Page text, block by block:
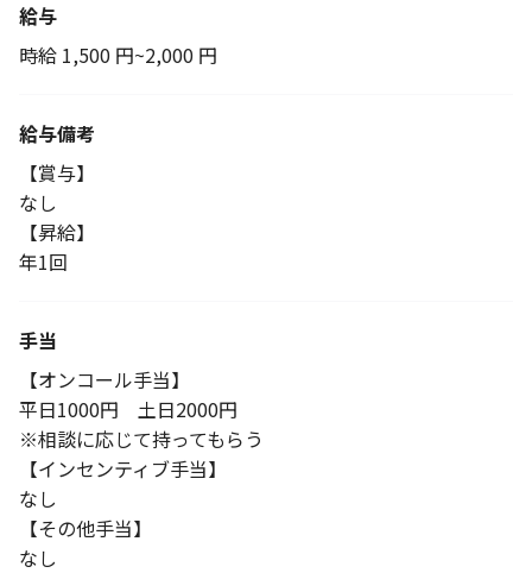
給与
時給 1,500 円~2,000 円
給与備考
【賞与】
なし
【昇給】
年1回
手当
【オンコール手当】
平日1000円 土日2000円
※相談に応じて持ってもらう
【インセンティブ手当】
なし
【その他手当】
なし